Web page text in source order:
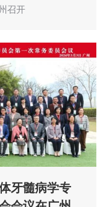
召开
牙髓病学专